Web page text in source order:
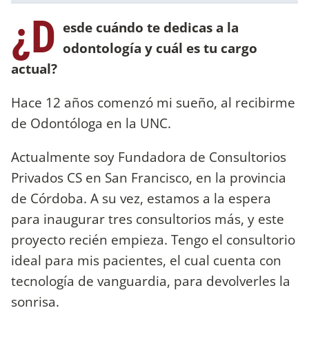
¿D esde cuándo te dedicas a la
odontología y cuál es tu cargo
actual?
Hace 12 años comenzó mi sueño, al recibirme
de Odontóloga en la UNC.
Actualmente soy Fundadora de Consultorios
Privados CS en San Francisco, en la provincia
de Córdoba. A su vez, estamos a la espera
para inaugurar tres consultorios más, y este
proyecto recién empieza. Tengo el consultorio
ideal para mis pacientes, el cual cuenta con
tecnología de vanguardia, para devolverles la
sonrisa.